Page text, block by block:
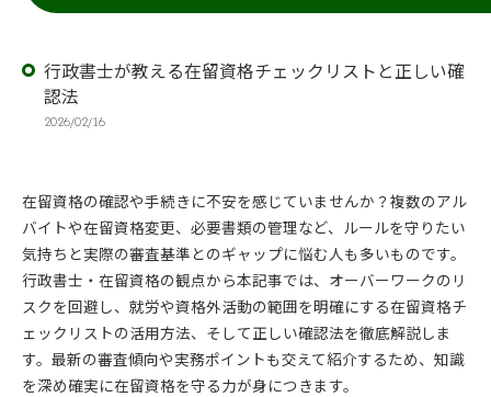
行政書士が教える在留資格チェックリストと正しい確
認法
2026/02/16
在留資格の確認や手続きに不安を感じていませんか？複数のアル
バイトや在留資格変更、必要書類の管理など、ルールを守りたい
気持ちと実際の審査基準とのギャップに悩む人も多いものです。
行政書士・在留資格の観点から本記事では、オーバーワークのリ
スクを回避し、就労や資格外活動の範囲を明確にする在留資格チ
ェックリストの活用方法、そして正しい確認法を徹底解説しま
す。最新の審査傾向や実務ポイントも交えて紹介するため、知識
を深め確実に在留資格を守る力が身につきます。